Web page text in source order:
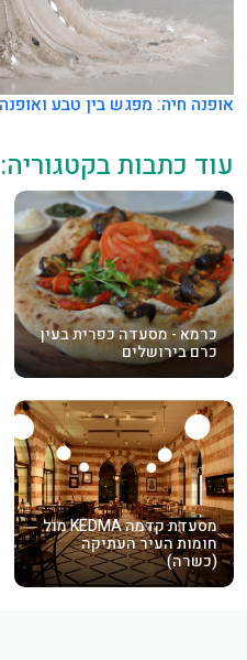
אופנה חיה: מפגש בין טבע
עוד כתבות בקטגוריה:
כרמא - מסעדה כפרית בעין
כרם בירושלים
מסעדת קדמה KEDMA מול
חומות העיר העתיקה
(כשרה)